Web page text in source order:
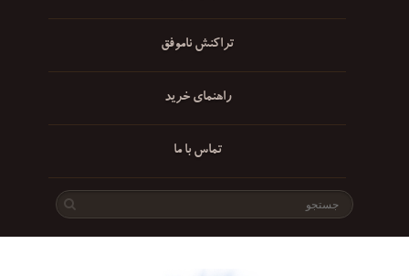
تراکنش ناموفق
راهنمای خرید
تماس با ما